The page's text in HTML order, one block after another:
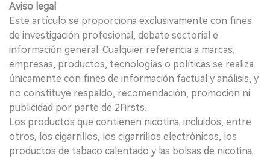
Aviso legal
Este artículo se proporciona exclusivamente con fines
de investigación profesional, debate sectorial e
información general. Cualquier referencia a marcas,
empresas, productos, tecnologías o políticas se realiza
únicamente con fines de información factual y análisis, y
no constituye respaldo, recomendación, promoción ni
publicidad por parte de 2Firsts.
Los productos que contienen nicotina, incluidos, entre
otros, los cigarrillos, los cigarrillos electrónicos, los
productos de tabaco calentado y las bolsas de nicotina,